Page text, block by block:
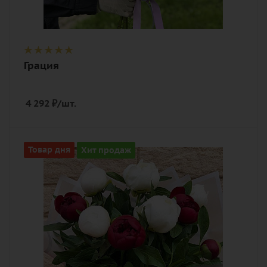
Грация
4 292 ₽/шт.
Товар дня Хит продаж
Количество
11
белый, красный
Описание
пион, лента, дизайнерская упаковка